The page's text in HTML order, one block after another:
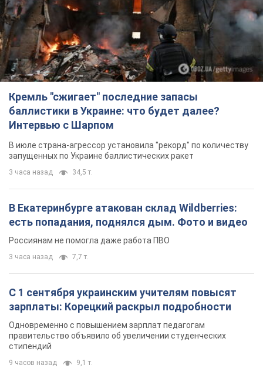
Кремль "сжигает" последние запасы
баллистики в Украине: что будет далее?
Интервью с Шарпом
В июле страна-агрессор установила "рекорд" по количеству
запущенных по Украине баллистических ракет
3 часа назад 34,5 т.
В Екатеринбурге атакован склад Wildberries:
есть попадания, поднялся дым. Фото и видео
Россиянам не помогла даже работа ПВО
3 часа назад 7,7 т.
С 1 сентября украинским учителям повысят
зарплаты: Корецкий раскрыл подробности
Одновременно с повышением зарплат педагогам
правительство объявило об увеличении студенческих
стипендий
9 часов назад 9,1 т.